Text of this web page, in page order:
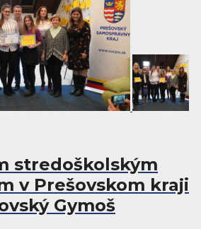
stredoškolským
v Prešovskom kraji
Gymoš